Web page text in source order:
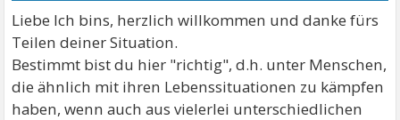
Liebe Ich bins, herzlich willkommen und danke fürs
Teilen deiner Situation.
Bestimmt bist du hier "richtig", d.h. unter Menschen,
die ähnlich mit ihren Lebenssituationen zu kämpfen
haben, wenn auch aus vielerlei unterschiedlichen